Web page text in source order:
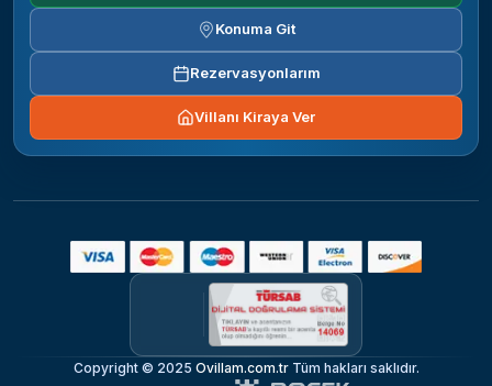
Konuma Git
Rezervasyonlarım
Villanı Kiraya Ver
Copyright © 2025 Ovillam.com.trTüm hakları saklıdır.